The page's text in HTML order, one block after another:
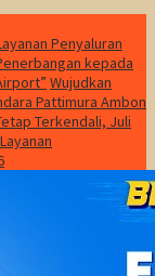
Penyaluran
kepada
Wujudkan
Pattimura Ambon
Terkendali, Juli